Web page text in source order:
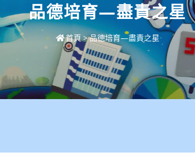
品德培育—盡責之星
首頁>品德培育—盡責之星